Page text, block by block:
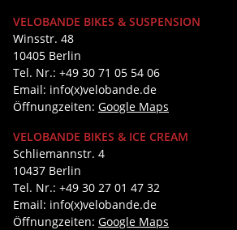
VELOBANDE BIKES & SUSPENSION
Winsstr. 48
10405 Berlin
Tel. Nr.: +49 30 71 05 54 06
Email: info(x)velobande.de
Öffnungzeiten: Google Maps
VELOBANDE BIKES & ICE CREAM
Schliemannstr. 4
10437 Berlin
Tel. Nr.: +49 30 27 01 47 32
Email: info(x)velobande.de
Öffnungzeiten: Google Maps